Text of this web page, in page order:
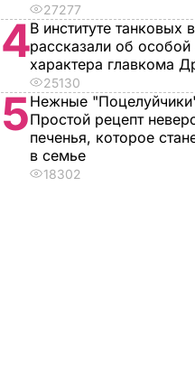
27277
4В институте танковых
рассказали об особой
характера главкома
25130
5Нежные
Простой рецепт
печенья, которое
в семье
18302